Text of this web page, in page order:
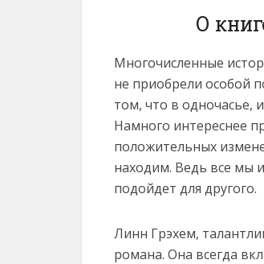
О
Многочисленные
не приобрели особой
том, что в одночасье,
Намного интереснее
положительных
находим. Ведь все мы
подойдет для другого.
Линн Грэхем,
романа. Она всегда